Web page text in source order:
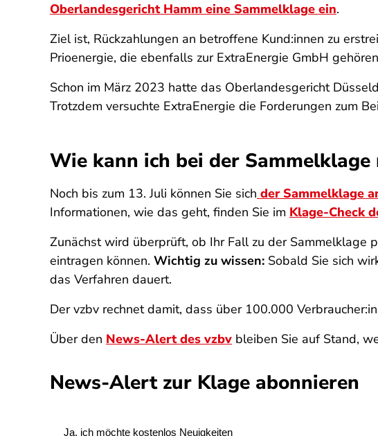
Oberlandesgericht Hamm eine Sammelklage ein.
Ziel ist, Rückzahlungen an betroffene Kund:innen zu
Prioenergie, die ebenfalls zur ExtraEnergie GmbH
Schon im März 2023 hatte das Oberlandesgericht
Trotzdem versuchte ExtraEnergie die Forderungen zum
Wie kann ich bei der Sammelklage
Noch bis zum 13. Juli können Sie sich der Sammelklage
Informationen, wie das geht, finden Sie im Klage-Check
Zunächst wird überprüft, ob Ihr Fall zu der Sammelklage
eintragen können. Wichtig zu wissen: Sobald Sie sich
das Verfahren dauert.
Der vzbv rechnet damit, dass über 100.000
Über den News-Alert des vzbv bleiben Sie auf Stand,
News-Alert zur Klage abonnieren